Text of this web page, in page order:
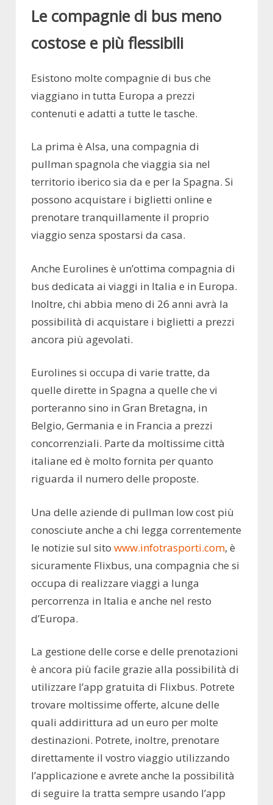
Le compagnie di bus meno
costose e più flessibili
Esistono molte compagnie di bus che
viaggiano in tutta Europa a prezzi
contenuti e adatti a tutte le tasche.
La prima è Alsa, una compagnia di
pullman spagnola che viaggia sia nel
territorio iberico sia da e per la Spagna. Si
possono acquistare i biglietti online e
prenotare tranquillamente il proprio
viaggio senza spostarsi da casa.
Anche Eurolines è un’ottima compagnia di
bus dedicata ai viaggi in Italia e in Europa.
Inoltre, chi abbia meno di 26 anni avrà la
possibilità di acquistare i biglietti a prezzi
ancora più agevolati.
Eurolines si occupa di varie tratte, da
quelle dirette in Spagna a quelle che vi
porteranno sino in Gran Bretagna, in
Belgio, Germania e in Francia a prezzi
concorrenziali. Parte da moltissime città
italiane ed è molto fornita per quanto
riguarda il numero delle proposte.
Una delle aziende di pullman low cost più
conosciute anche a chi legga correntemente
le notizie sul sito www.infotrasporti.com, è
sicuramente Flixbus, una compagnia che si
occupa di realizzare viaggi a lunga
percorrenza in Italia e anche nel resto
d’Europa.
La gestione delle corse e delle prenotazioni
è ancora più facile grazie alla possibilità di
utilizzare l’app gratuita di Flixbus. Potrete
trovare moltissime offerte, alcune delle
quali addirittura ad un euro per molte
destinazioni. Potrete, inoltre, prenotare
direttamente il vostro viaggio utilizzando
l’applicazione e avrete anche la possibilità
di seguire la tratta sempre usando l’app